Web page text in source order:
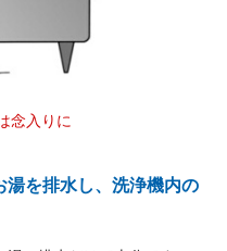
念入りに
を排水し、洗浄機内の